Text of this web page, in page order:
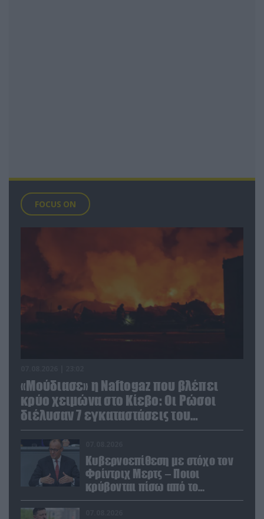
FOCUS ON
«Μούδιασε» η Naftogaz που βλέπει
κρύο χειμώνα στο Κίεβο: Οι Ρώσοι
διέλυσαν 7 εγκαταστάσεις του
ουκρανικού κολοσσού!
Κυβερνοεπίθεση με στόχο τον
Φρίντριχ Μερτς – Ποιοι
κρύβονται πίσω από το
παραποιημένο βίντεο